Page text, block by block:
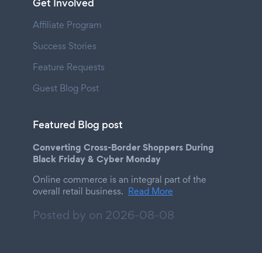
Affiliate Program
Success Stories
Feature Requests
Guest Blog Post
Featured Blog post
Converting Cross-Border Shoppers During
Black Friday & Cyber Monday
Online commerce is an integral part of the
overall retail business. Read More
Posted by on 2026-08-08